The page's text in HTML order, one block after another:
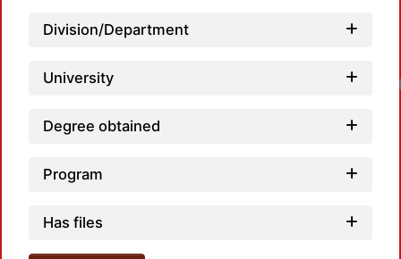
Division/Department
University
Degree obtained
Program
Has files